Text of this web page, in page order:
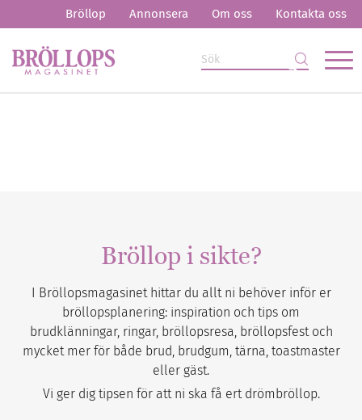
Bröllop Annonsera Om oss Kontakta oss
Bröllop i sikte?
I Bröllopsmagasinet hittar du allt ni behöver inför er
bröllopsplanering: inspiration och tips om
brudklänningar, ringar, bröllopsresa, bröllopsfest och
mycket mer för både brud, brudgum, tärna, toastmaster
eller gäst.
Vi ger dig tipsen för att ni ska få ert drömbröllop.